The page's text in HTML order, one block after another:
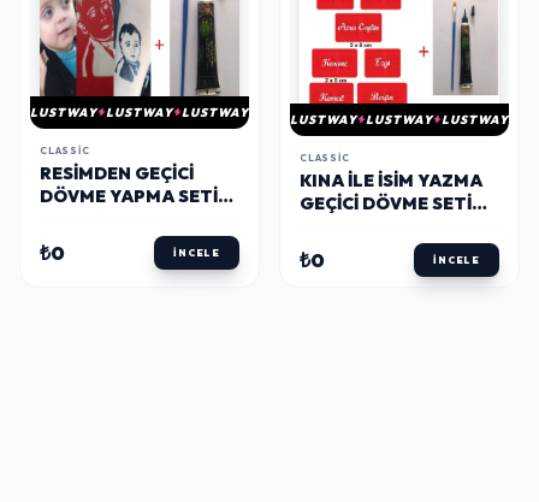
LUSTWAY LUSTWAY LUSTWAY
CLASSIC
RESIMDEN GEÇICI
DÖVME YAPMA SETI
HEDIYELI
₺0 İNCELE
LUSTWAY LUSTWAY LUSTWAY
CLASSIC
KINA İLE İSIM YAZMA
GEÇICI DÖVME SETI
HEDIYELI
₺0 İNCELE